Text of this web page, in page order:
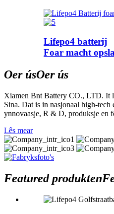
Lifepo4 batterij
Foar macht
Oer úsOer ús
Xiamen Bnt Battery CO., LTD. It
Sina. Dat is in nasjonaal high-tech
ynnovaasje, R & D, produksje en
Lês mear
Featured produkten